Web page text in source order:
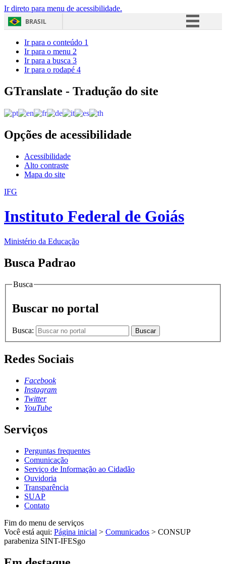
Ir direto para menu de acessibilidade.
BRASIL
Acesso à informação
Ir para o conteúdo 1
Ir para o menu 2
Ir para a busca 3
Ir para o rodapé 4
GTranslate - Tradução do site
Opções de acessibilidade
Acessibilidade
Alto contraste
Mapa do site
IFG
Instituto Federal de Goiás
Ministério da Educação
Busca Padrao
Busca
Buscar no portal
Busca: Buscar
Redes Sociais
Facebook
Instagram
Twitter
YouTube
Serviços
Perguntas frequentes
Comunicação
Serviço de Informação ao Cidadão
Ouvidoria
Transparência
SUAP
Contato
Fim do menu de serviços
Você está aqui: Página inicial > Comunicados > CONSUP
parabeniza SINT-IFESgo